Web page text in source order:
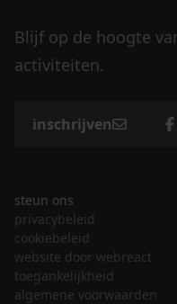
Blijf op de hoogte
activiteiten.
inschrijven
steun ons
privacybeleid
cookiebeleid
website door webreact
toegankelijkheid
algemene voorwaarden